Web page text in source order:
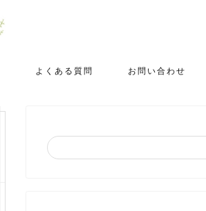
よくある質問 お問い合わせ